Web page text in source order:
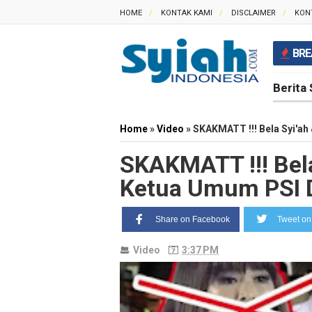
HOME KONTAK KAMI DISCLAIMER
Berita
Home»Video »SKAKMATT !!! Bela
SKAKMATT !!!
Ketua Umum PSI
Share on Facebook Tweet
Video 3:37 PM